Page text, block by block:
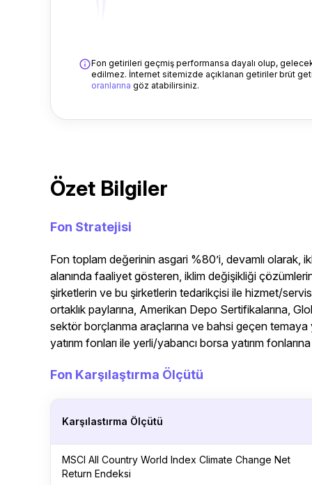
Fon getirileri geçmiş performansa dayalı olup,
edilmez. İnternet sitemizde açıklanan getiriler brüt
oranlarına göz atabilirsiniz.
Özet Bilgiler
Fon Stratejisi
Fon toplam değerinin asgari %80’i, devamlı olarak,
alanında faaliyet gösteren, iklim değişikliği
şirketlerin ve bu şirketlerin tedarikçisi ile hizmet/servis
ortaklık paylarına, Amerikan Depo Sertifikalarına,
sektör borçlanma araçlarına ve bahsi geçen temaya
yatırım fonları ile yerli/yabancı borsa yatırım fonlarına
Fon Karşılaştırma Ölçütü
Karşılastırma Ölçütü
MSCI All Country World Index Climate Change Net
Return Endeksi